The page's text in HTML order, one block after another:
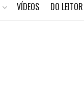
VÍDEOS DO LEITOR